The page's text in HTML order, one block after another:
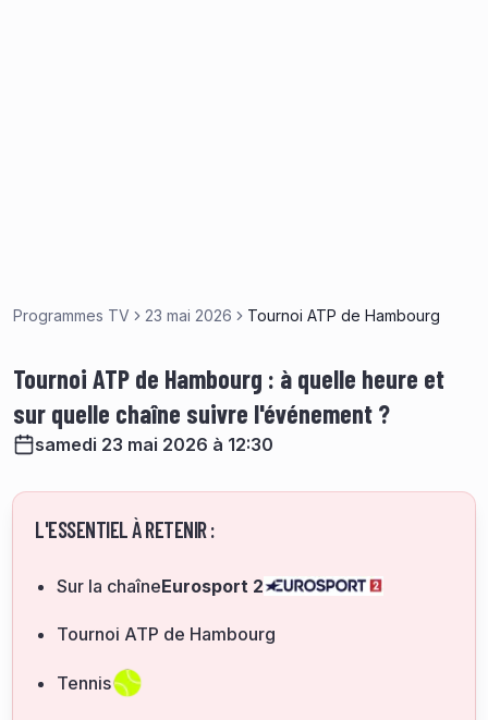
Programmes TV 23 mai 2026 Tournoi ATP de Hambourg
Tournoi ATP de Hambourg : à quelle heure et
sur quelle chaîne suivre l'événement ?
samedi 23 mai 2026 à 12:30
L'ESSENTIEL À RETENIR :
Sur la chaîneEurosport 2
Tournoi ATP de Hambourg
Tennis